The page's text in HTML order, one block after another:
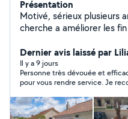
Présentation
Motivé, sérieux plusieurs
cherche a améliorer les
terrasse, nettoyage
funéraire, débouchage
petits travaux de maison
contacter
Dernier avis laissé par
Il y a 9 jours
Personne très dévouée et
pour vous rendre service. Je